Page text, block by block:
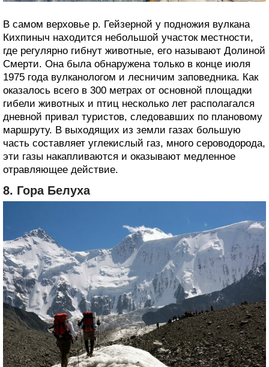
В самом верховье р. Гейзерной у подножия вулкана
Кихпиныч находится небольшой участок местности,
где регулярно гибнут животные, его называют Долиной
Смерти. Она была обнаружена только в конце июля
1975 года вулканологом и лесничим заповедника. Как
оказалось всего в 300 метрах от основной площадки
гибели животных и птиц несколько лет располагался
дневной привал туристов, следовавших по плановому
маршруту. В выходящих из земли газах большую
часть составляет углекислый газ, много сероводорода,
эти газы накапливаются и оказывают медленное
отравляющее действие.
8. Гора Белуха